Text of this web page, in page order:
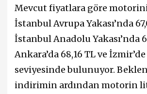
Mevcut fiyatlara göre
İstanbul Avrupa Yakası’nda
İstanbul Anadolu Yakası’nda
Ankara’da 68,16 TL ve
seviyesinde bulunuyor.
indirimin ardından motorin